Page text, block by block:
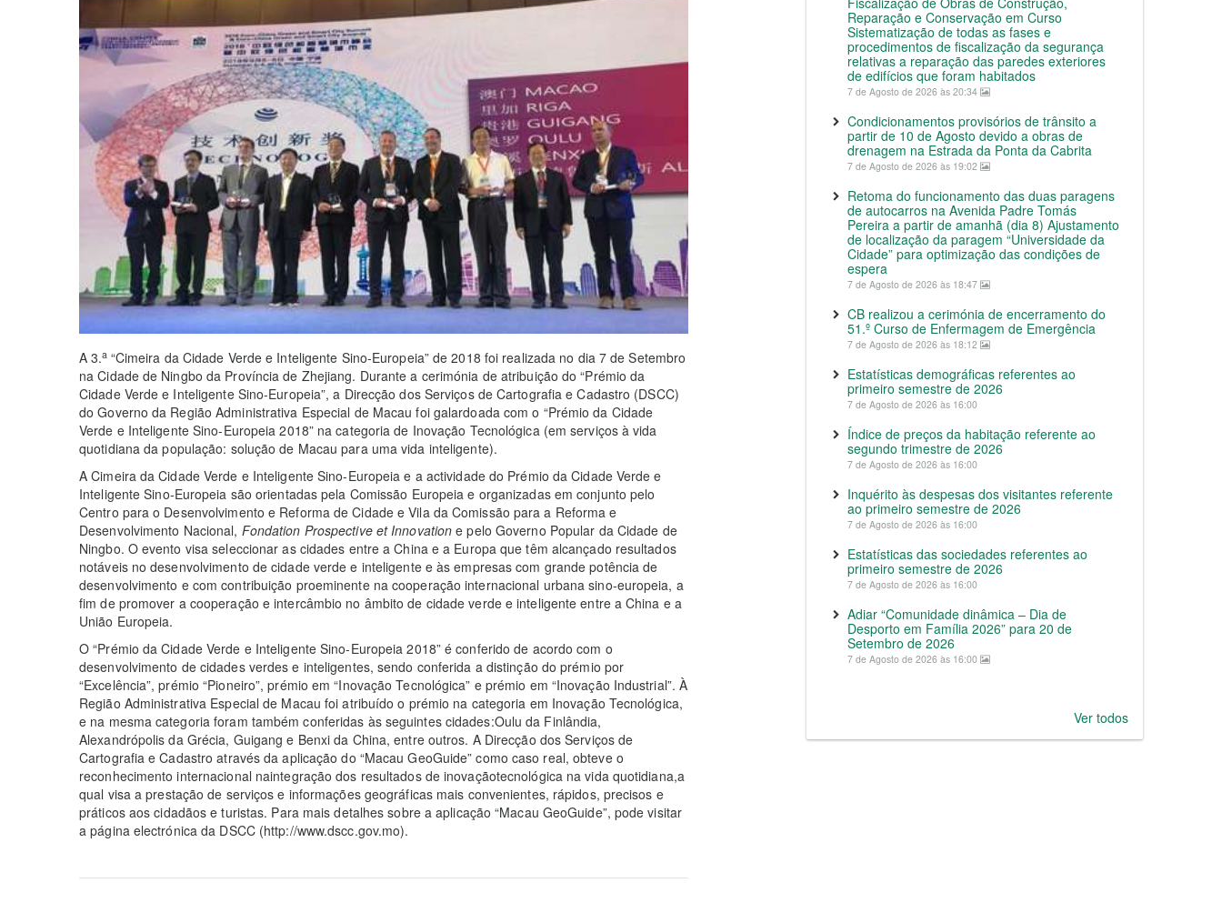
A 3.a “Cimeira da Cidade Verde e Inteligente Sino-Europeia” de 2018 foi realizada no dia 7 de Setembro
na Cidade de Ningbo da Província de Zhejiang. Durante a cerimónia de atribuição do “Prémio da
Cidade Verde e Inteligente Sino-Europeia”, a Direcção dos Serviços de Cartografia e Cadastro (DSCC)
do Governo da Região Administrativa Especial de Macau foi galardoada com o “Prémio da Cidade
Verde e Inteligente Sino-Europeia 2018” na categoria de Inovação Tecnológica (em serviços à vida
quotidiana da população: solução de Macau para uma vida inteligente).
A Cimeira da Cidade Verde e Inteligente Sino-Europeia e a actividade do Prémio da Cidade Verde e
Inteligente Sino-Europeia são orientadas pela Comissão Europeia e organizadas em conjunto pelo
Centro para o Desenvolvimento e Reforma de Cidade e Vila da Comissão para a Reforma e
Desenvolvimento Nacional, Fondation Prospective et Innovation e pelo Governo Popular da Cidade de
Ningbo. O evento visa seleccionar as cidades entre a China e a Europa que têm alcançado resultados
notáveis no desenvolvimento de cidade verde e inteligente e às empresas com grande potência de
desenvolvimento e com contribuição proeminente na cooperação internacional urbana sino-europeia, a
fim de promover a cooperação e intercâmbio no âmbito de cidade verde e inteligente entre a China e a
União Europeia.
O “Prémio da Cidade Verde e Inteligente Sino-Europeia 2018” é conferido de acordo com o
desenvolvimento de cidades verdes e inteligentes, sendo conferida a distinção do prémio por
“Excelência”, prémio “Pioneiro”, prémio em “Inovação Tecnológica” e prémio em “Inovação Industrial”. À
Região Administrativa Especial de Macau foi atribuído o prémio na categoria em Inovação Tecnológica,
e na mesma categoria foram também conferidas às seguintes cidades:Oulu da Finlândia,
Alexandrópolis da Grécia, Guigang e Benxi da China, entre outros. A Direcção dos Serviços de
Cartografia e Cadastro através da aplicação do “Macau GeoGuide” como caso real, obteve o
reconhecimento internacional naintegração dos resultados de inovaçãotecnológica na vida quotidiana,a
qual visa a prestação de serviços e informações geográficas mais convenientes, rápidos, precisos e
práticos aos cidadãos e turistas. Para mais detalhes sobre a aplicação “Macau GeoGuide”, pode visitar
a página electrónica da DSCC (http://www.dscc.gov.mo).
Reparação e Conservação em Curso
Sistematização de todas as fases e
procedimentos de fiscalização da segurança
relativas a reparação das paredes exteriores
de edifícios que foram habitados
7 de Agosto de 2026 às 20:34
Condicionamentos provisórios de trânsito a
partir de 10 de Agosto devido a obras de
drenagem na Estrada da Ponta da Cabrita
7 de Agosto de 2026 às 19:02
Retoma do funcionamento das duas paragens
de autocarros na Avenida Padre Tomás
Pereira a partir de amanhã (dia 8) Ajustamento
de localização da paragem “Universidade da
Cidade” para optimização das condições de
espera
7 de Agosto de 2026 às 18:47
CB realizou a cerimónia de encerramento do
51.º Curso de Enfermagem de Emergência
7 de Agosto de 2026 às 18:12
Estatísticas demográficas referentes ao
primeiro semestre de 2026
7 de Agosto de 2026 às 16:00
Índice de preços da habitação referente ao
segundo trimestre de 2026
7 de Agosto de 2026 às 16:00
Inquérito às despesas dos visitantes referente
ao primeiro semestre de 2026
7 de Agosto de 2026 às 16:00
Estatísticas das sociedades referentes ao
primeiro semestre de 2026
7 de Agosto de 2026 às 16:00
Adiar “Comunidade dinâmica – Dia de
Desporto em Família 2026” para 20 de
Setembro de 2026
7 de Agosto de 2026 às 16:00
Ver todos